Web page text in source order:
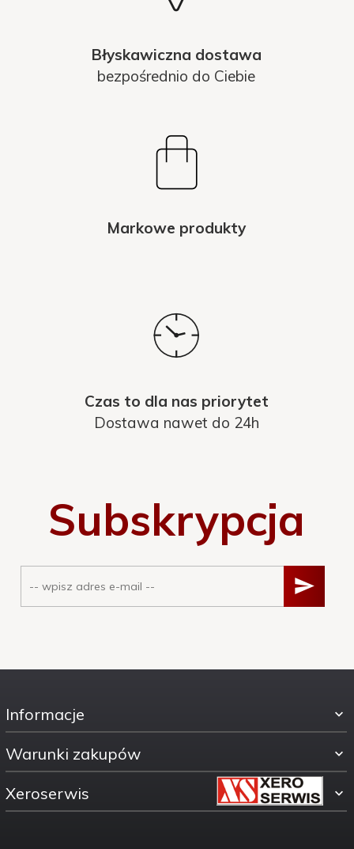
Błyskawiczna dostawa
bezpośrednio do Ciebie
Markowe produkty
Czas to dla nas priorytet
Dostawa nawet do 24h
Subskrypcja
Informacje
Warunki zakupów
Xeroserwis